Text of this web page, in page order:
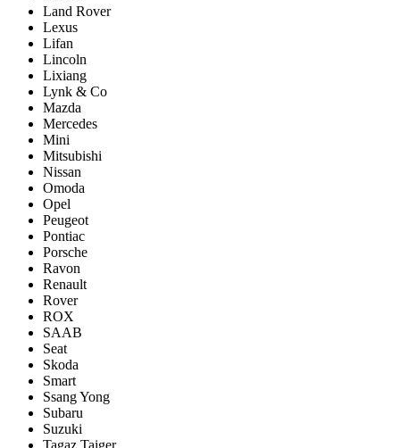
Land Rover
Lexus
Lifan
Lincoln
Lixiang
Lynk & Co
Mazda
Mercedes
Mini
Mitsubishi
Nissan
Omoda
Opel
Peugeot
Pontiac
Porsсhe
Ravon
Renault
Rover
ROX
SAAB
Seat
Skoda
Smart
Ssang Yong
Subaru
Suzuki
Tagaz Taiger